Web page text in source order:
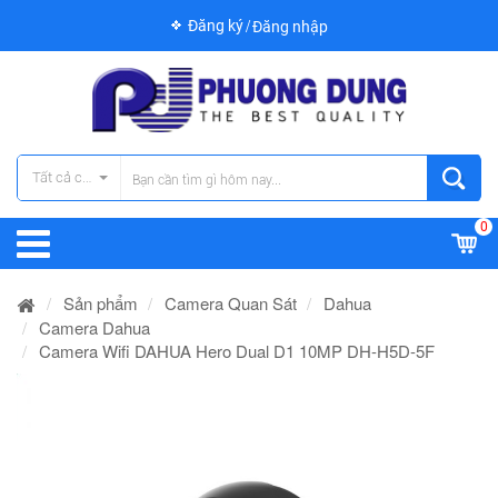
Đăng ký Đăng nhập
Tất cả các danh mục
0
Sản phẩm Camera Quan Sát
Dahua
Camera Dahua
Camera Wifi DAHUA Hero Dual D1 10MP DH-H5D-5F